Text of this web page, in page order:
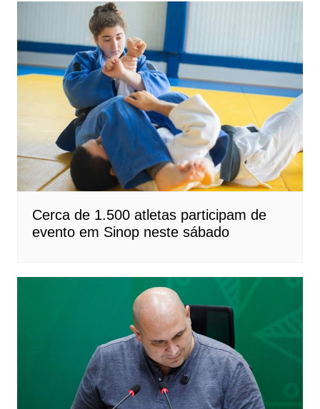
Cerca de 1.500 atletas participam de
evento em Sinop neste sábado